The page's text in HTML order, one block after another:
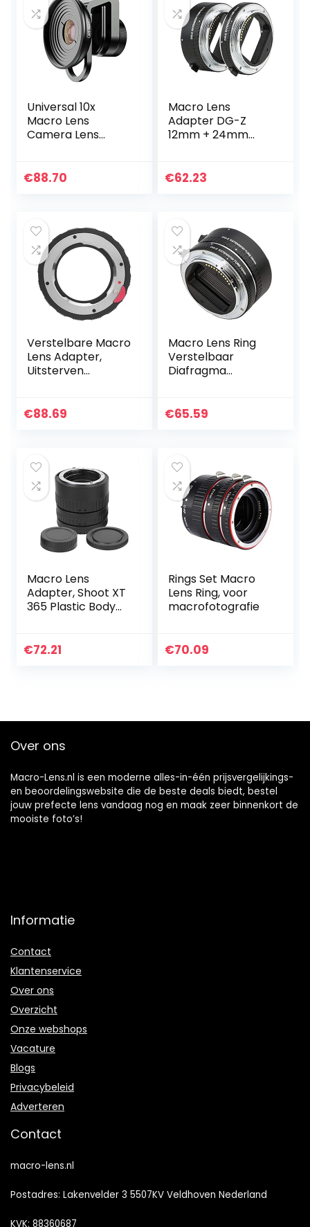
Universal 10x
Macro Lens
Camera Lens
Tablet
€88.70
Macro Lens
Adapter DG-Z
12mm + 24mm
Automatische
Mount…
€62.23
Verstelbare Macro
Lens Adapter,
Uitsterven
Z50/Z6/Z7/Z6II/Z7I
€88.69
Macro Lens Ring
Verstelbaar
Diafragma
Camera Lens
€65.59
Macro Lens
Adapter, Shoot XT
365 Plastic Body
Scherpstelling
€72.21
Rings Set Macro
Lens Ring, voor
macrofotografie
€70.09
Over ons
Macro-Lens.nl is een moderne alles-in-één prijsvergelijkings-
en beoordelingswebsite die de beste deals biedt, bestel
jouw prefecte lens vandaag nog en maak zeer binnenkort de
mooiste foto’s!
Informatie
Contact
Klantenservice
Over ons
Overzicht
Onze webshops
Vacature
Blogs
Privacybeleid
Adverteren
Contact
macro-lens.nl
Postadres: Lakenvelder 3 5507KV Veldhoven Nederland
KVK: 88360687